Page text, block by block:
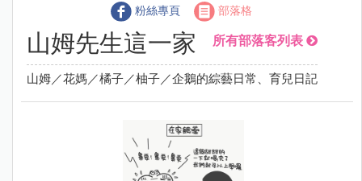
粉絲專頁 部落格
山姆先生這一家 所有部落客列表
山姆／花媽／橘子／柚子／企鵝的綜藝日常、育兒日記